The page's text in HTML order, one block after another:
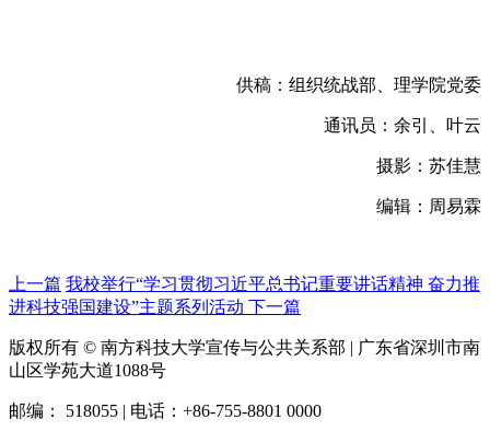
供稿：组织统战部、理学院党委
通讯员：余引、叶云
摄影：苏佳慧
编辑：周易霖
上一篇 我校举行“学习贯彻习近平总书记重要讲话精神 奋力推
进科技强国建设”主题系列活动 下一篇
版权所有 © 南方科技大学宣传与公共关系部 | 广东省深圳市南
山区学苑大道1088号
邮编： 518055 | 电话：+86-755-8801 0000